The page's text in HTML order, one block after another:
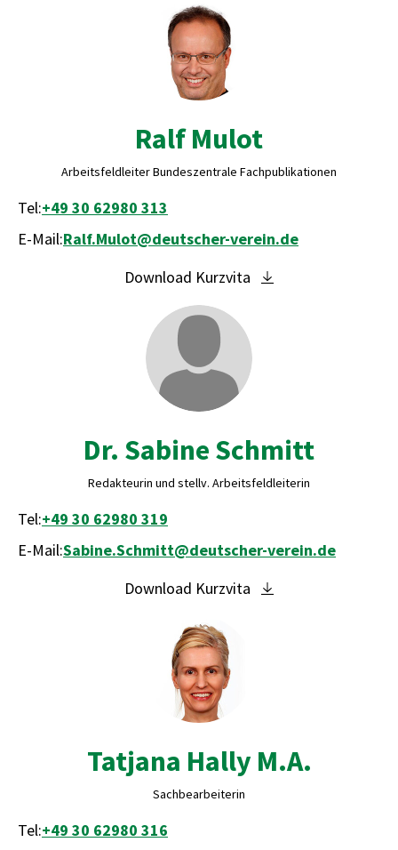
Ralf Mulot
Arbeitsfeldleiter Bundeszentrale Fachpublikationen
Tel:+49 30 62980 313
E-Mail:Ralf.Mulot@deutscher-verein.de
Download Kurzvita
Dr. Sabine Schmitt
Redakteurin und stellv. Arbeitsfeldleiterin
Tel:+49 30 62980 319
E-Mail:Sabine.Schmitt@deutscher-verein.de
Download Kurzvita
Tatjana Hally M.A.
Sachbearbeiterin
Tel:+49 30 62980 316